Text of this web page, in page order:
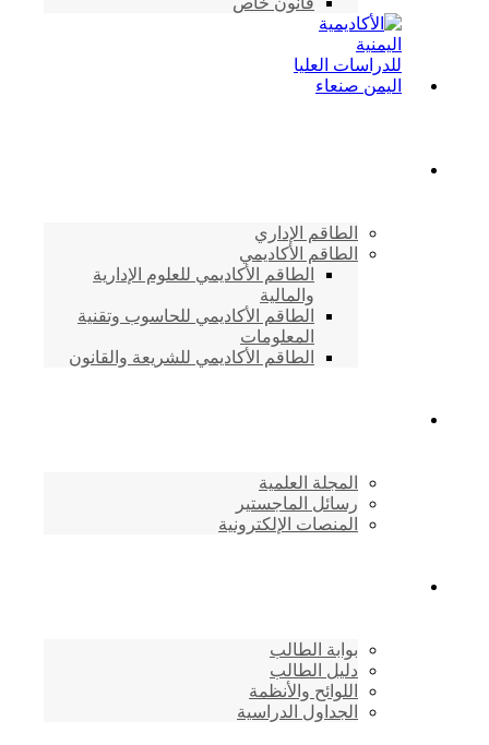
الطاقم الإداري
الطاقم الأكاديمي
الطاقم الأكاديمي للعلوم الإدارية
والمالية
الطاقم الأكاديمي للحاسوب وتقنية
المعلومات
الطاقم الأكاديمي للشريعة والقانون
المجلة العلمية
رسائل الماجستير
المنصات الإلكترونية
بوابة الطالب
دليل الطالب
اللوائح والأنظمة
الجداول الدراسية